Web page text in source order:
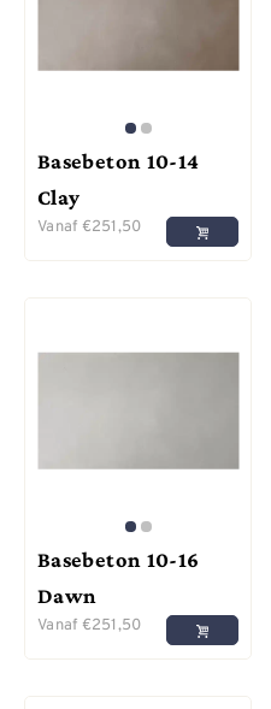
Basebeton 10-14
Clay
Vanaf €251,50
Basebeton 10-16
Dawn
Vanaf €251,50